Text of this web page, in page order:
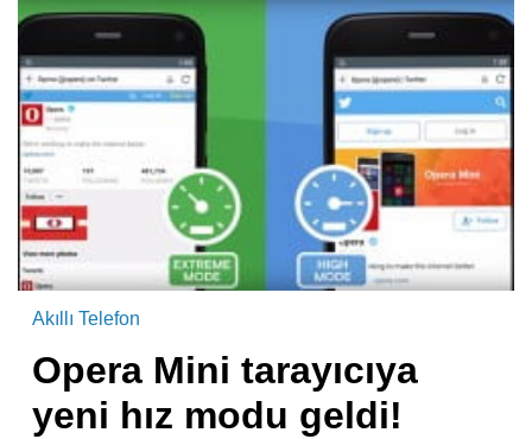
Akıllı Telefon
Opera Mini tarayıcıya
yeni hız modu geldi!